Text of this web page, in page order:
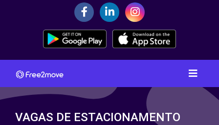
VAGAS DE ESTACIONAMENTO